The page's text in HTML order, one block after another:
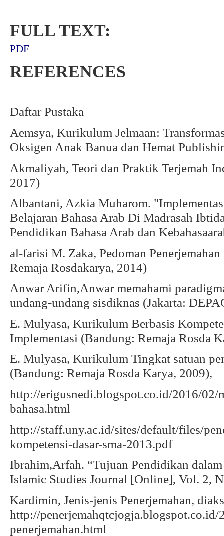
FULL TEXT:
PDF
REFERENCES
Daftar Pustaka
Aemsya, Kurikulum Jelmaan:
Oksigen Anak Banua dan Hemat
Akmaliyah, Teori dan Praktik Terjemah
2017)
Albantani, Azkia Muharom.
Belajaran Bahasa Arab Di Madrasah
Pendidikan Bahasa Arab dan
al-farisi M. Zaka, Pedoman
Remaja Rosdakarya, 2014)
Anwar Arifin,Anwar memahami
undang-undang sisdiknas (Jakarta:
E. Mulyasa, Kurikulum Berbasis
Implementasi (Bandung: Remaja Rosda
E. Mulyasa, Kurikulum Tingkat satuan
(Bandung: Remaja Rosda Karya, 2009),
http://erigusnedi.blogspot.co.id/2016/02/
bahasa.html
http://staff.uny.ac.id/sites/default/files/
kompetensi-dasar-sma-2013.pdf
Ibrahim,Arfah. “Tujuan Pendidikan
Islamic Studies Journal [Online], Vol. 2,
Kardimin, Jenis-jenis Penerjemahan,
http://
penerjemahan.html